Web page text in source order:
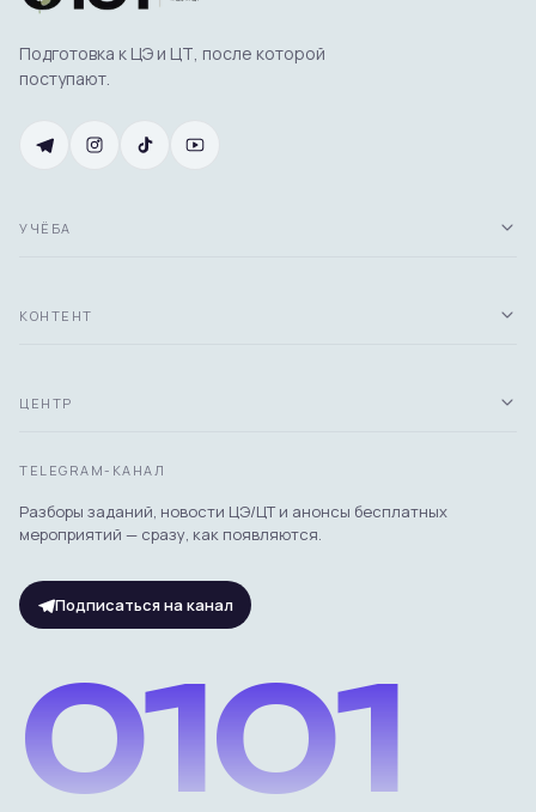
Подготовка к ЦЭ и ЦТ, после которой
поступают.
УЧЁБА
КОНТЕНТ
ЦЕНТР
TELEGRAM-КАНАЛ
Разборы заданий, новости ЦЭ/ЦТ и анонсы бесплатных
мероприятий — сразу, как появляются.
Подписаться на канал
0101